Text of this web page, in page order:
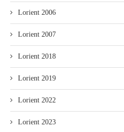
Lorient 2006
Lorient 2007
Lorient 2018
Lorient 2019
Lorient 2022
Lorient 2023